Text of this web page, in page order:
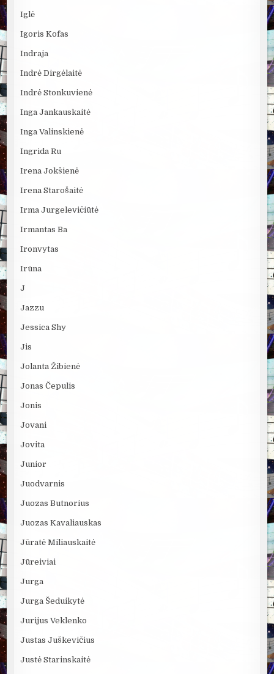
Iglė
Igoris Kofas
Indraja
Indrė Dirgėlaitė
Indrė Stonkuvienė
Inga Jankauskaitė
Inga Valinskienė
Ingrida Ru
Irena Jokšienė
Irena Starošaitė
Irma Jurgelevičiūtė
Irmantas Ba
Ironvytas
Irūna
J
Jazzu
Jessica Shy
Jis
Jolanta Žibienė
Jonas Čepulis
Jonis
Jovani
Jovita
Junior
Juodvarnis
Juozas Butnorius
Juozas Kavaliauskas
Jūratė Miliauskaitė
Jūreiviai
Jurga
Jurga Šeduikytė
Jurijus Veklenko
Justas Juškevičius
Justė Starinskaitė